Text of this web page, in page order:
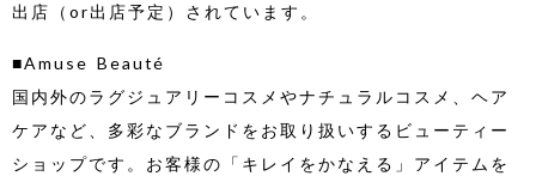
出店（or出店予定）されています。
■Amuse Beauté
国内外のラグジュアリーコスメやナチュラルコスメ、ヘア
ケアなど、多彩なブランドをお取り扱いするビューティー
ショップです。お客様の「キレイをかなえる」アイテムを